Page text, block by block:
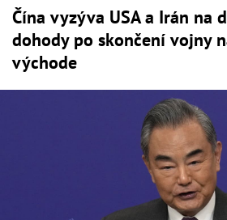
Čína vyzýva USA a Irán na
dohody po skončení vojny
východe